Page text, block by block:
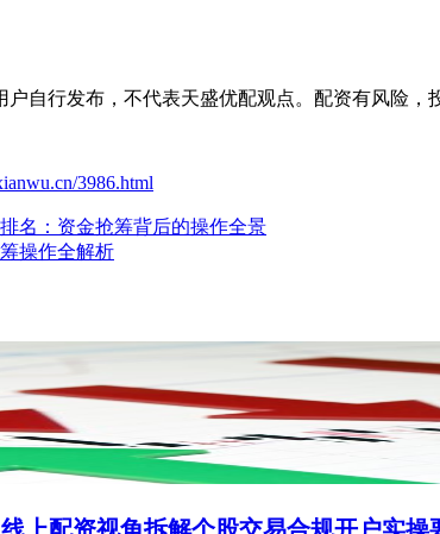
自行发布，不代表天盛优配观点。配资有风险，
3986.html
名：资金抢筹背后的操作全景
操作全解析